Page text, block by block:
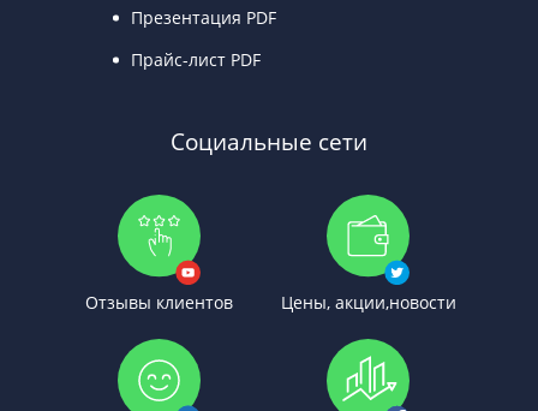
Презентация PDF
Прайс-лист PDF
Социальные сети
Отзывы клиентов Цены, акции,новости